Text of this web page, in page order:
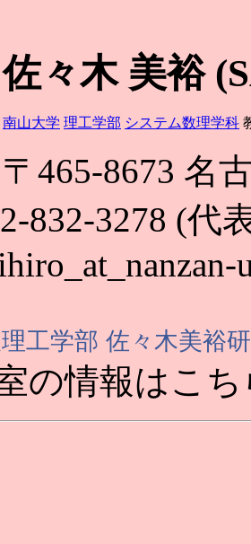
佐々木 美裕
南山大学 理工学部 システム数理学科
〒465-8673 名
832-3278 (代
工学部 佐々木美裕
の情報はこち